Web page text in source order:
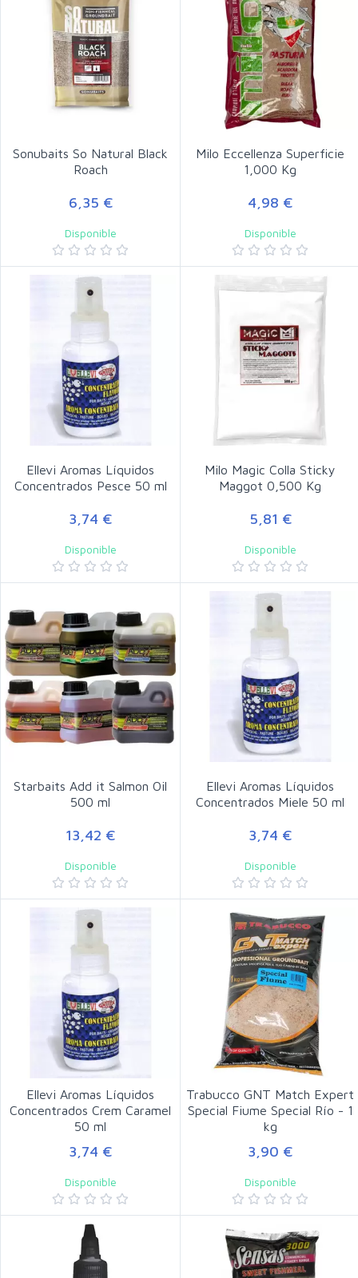
Sonubaits So Natural Black
Roach
6,35 €
Disponible
Milo Eccellenza Superficie
1,000 Kg
4,98 €
Disponible
Ellevi Aromas Líquidos
Concentrados Pesce 50 ml
3,74 €
Disponible
Milo Magic Colla Sticky
Maggot 0,500 Kg
5,81 €
Disponible
Starbaits Add it Salmon Oil
500 ml
13,42 €
Disponible
Ellevi Aromas Líquidos
Concentrados Miele 50 ml
3,74 €
Disponible
Ellevi Aromas Líquidos
Concentrados Crem Caramel
50 ml
3,74 €
Disponible
Trabucco GNT Match Expert
Special Fiume Special Río - 1
kg
3,90 €
Disponible